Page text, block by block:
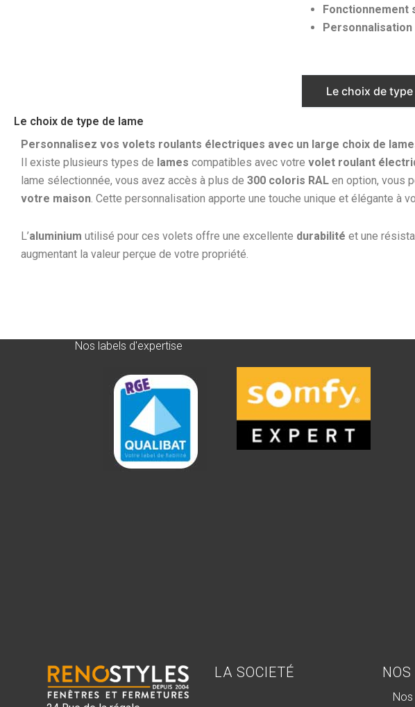
Fonctionnement
Le choix de
Le choix de type de lame
Personnalisez vos volets roulants électriques avec un large choix de
Il existe plusieurs types de lames compatibles avec votre volet roulant
lame sélectionnée, vous avez accès à plus de 300 coloris RAL en option, vous
votre maison. Cette personnalisation apporte une touche unique et élégante à
L’aluminium utilisé pour ces volets offre une excellente durabilité et une
augmentant la valeur perçue de votre propriété.
Nos labels d'expertise
LA SOCIETÉ